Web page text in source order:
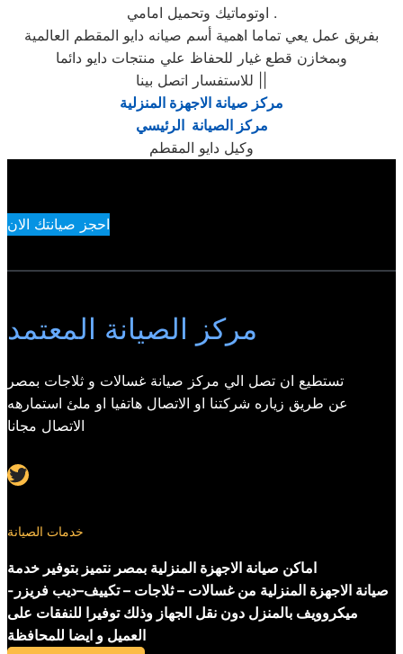
اوتوماتيك وتحميل امامي .
بفريق عمل يعي تماما اهمية أسم صيانه دايو المقطم العالمية
وبمخازن قطع غيار للحفاظ علي منتجات دايو دائما
مركز صيانة الاجهزة المنزلية
مركز الصيانة الرئيسي
وكيل دايو المقطم
احجز صيانتك الان
مركز الصيانة المعتمد
تستطيع ان تصل الي مركز صيانة غسالات و ثلاجات بمصر
عن طريق زياره شركتنا او الاتصال هاتفيا او ملئ استمارهه
الاتصال مجانا
Twitter
خدمات الصيانة
اماكن صيانة الاجهزة المنزلية بمصر نتميز بتوفير خدمة
صيانة الاجهزة المنزلية من غسالات – ثلاجات – تكييف–ديب فريزر-
ميكروويف بالمنزل دون نقل الجهاز وذلك توفيرا للنفقات على
العميل و ايضا للمحافظة